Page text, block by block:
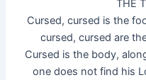
THE
Cursed, cursed is the
cursed, cursed are
Cursed is the body,
one does not find his